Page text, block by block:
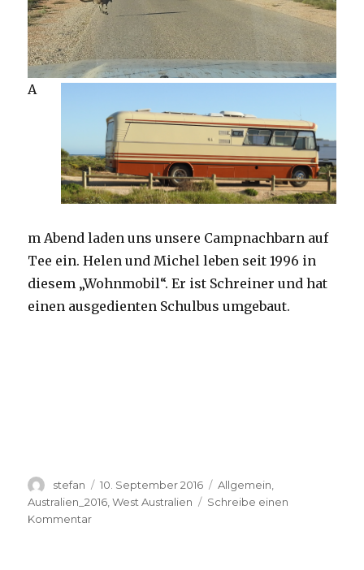
A
m Abend laden uns unsere Campnachbarn auf
Tee ein. Helen und Michel leben seit 1996 in
diesem „Wohnmobil“. Er ist Schreiner und hat
einen ausgedienten Schulbus umgebaut.
Autor
stefan
Veröffentlicht
am
10. September 2016 Kategorien
Allgemein
Australien_2016 ,West Australien
Schreibe einen
Kommentarzu